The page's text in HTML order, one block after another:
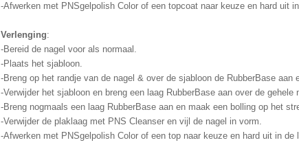
-Afwerken met PNSgelpolish Color of een topcoat naar keuze en hard uit
Verlenging:
-Bereid de nagel voor als normaal.
-Plaats het sjabloon.
-Breng op het randje van de nagel & over de sjabloon de RubberBase
-Verwijder het sjabloon en breng een laag RubberBase aan over de gehele
-Breng nogmaals een laag RubberBase aan en maak een bolling op het
-Verwijder de plaklaag met PNS Cleanser en vijl de nagel in vorm.
-Afwerken met PNSgelpolish Color of een top naar keuze en hard uit in